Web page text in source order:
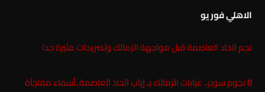
الاهلي فور يو
نجم اتحاد العاصمة قبل مواجهة الزمالك وتصريحات مثيرة جدا
8 نجوم سوبر.. غيابات الزمالك بـ إياب اتحاد العاصمة..أسماء مفاجآة